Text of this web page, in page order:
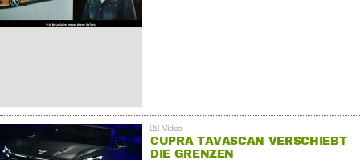
CUPRA TAVASCAN VERSCHIEBT
DIE GRENZEN